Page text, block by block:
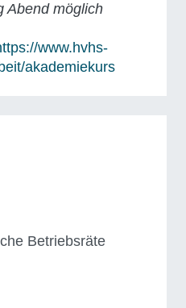
Abend möglich
www.hvhs-
akademiekurs
Betriebsräte